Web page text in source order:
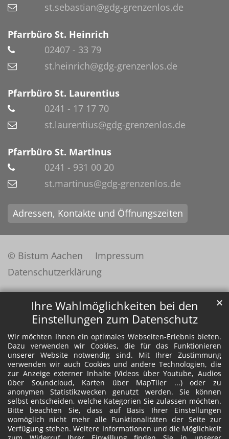
Ihre Wahlmöglichkeiten bei den
Einstellungen zum Datenschutz
Wir möchten Ihnen ein optimales Webseiten-Erlebnis bieten.
Dazu verwenden wir Cookies, die für das Funktionieren
unserer Website notwendig sind. Mit Ihrer Zustimmung
verwenden wir auch Cookies und andere Technologien, die
zur Anzeige externer Inhalte (Videos über Youtube, Audios
über Soundcloud, Karten über MapTiler ...) oder zu
anonymen Statistikzwecken genutzt werden. Sie können
selbst entscheiden, welche Kategorien Sie zulassen möchten.
Bitte beachten Sie, dass auf Basis Ihrer Einstellungen
womöglich nicht mehr alle Funktionalitäten der Seite zur
Verfügung stehen. Weitere Informationen und die Möglichkeit
✕
st.sebastian@gdg-grenzenlos.de
Pfarrbüro St. Heinrich
02407 - 33 79
st.heinrich@gdg-grenzenlos.de
Pfarrbüro St. Laurentius
0241 - 17 17 70
st.laurentius@gdg-grenzenlos.de
Pfarrbüro St. Martinus
0241 - 931 00 20
st.martinus@gdg-grenzenlos.de
Adressen, Kontakte und Öffnungszeiten
© Bistum Aachen
Impressum
Datenschutzerklärung